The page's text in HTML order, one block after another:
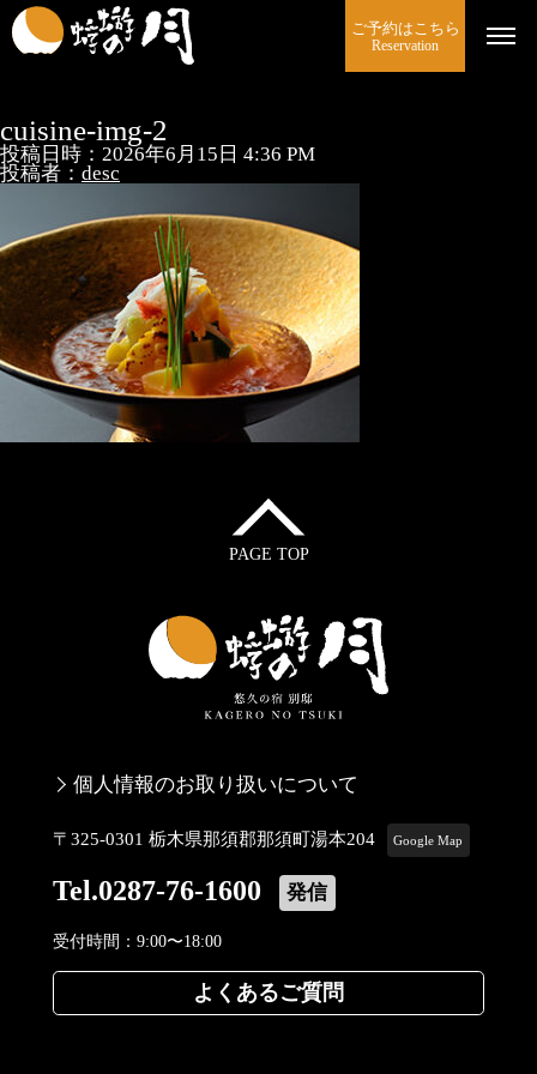
ご予約はこちら
Reservation
cuisine-img-2
投稿日時：2026年6月15日 4:36 PM
投稿者： desc
PAGE TOP
個人情報のお取り扱いについて
〒325-0301 栃木県那須郡那須町湯本204 Google Map
Tel.0287-76-1600 発信
受付時間：9:00〜18:00
よくあるご質問